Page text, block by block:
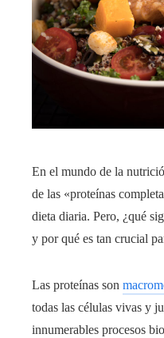
En el mundo de la
de las «proteínas
dieta diaria. Pero, ¿qué
y por qué es tan crucial
Las proteínas son
todas las células vivas y
innumerables procesos